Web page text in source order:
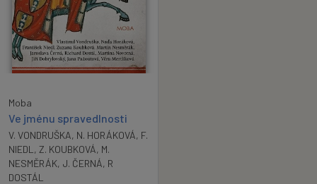
Moba
Ve jménu spravedlnosti
V. VONDRUŠKA, N. HORÁKOVÁ, F.
NIEDL , Z. KOUBKOVÁ, M.
NESMĚRÁK, J. ČERNÁ, R
DOSTÁL